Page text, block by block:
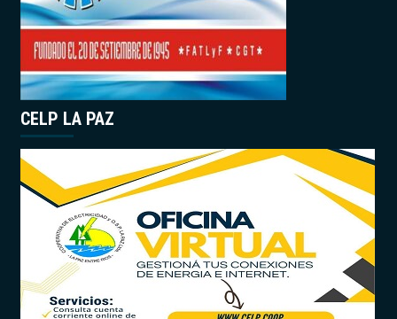
CELP LA PAZ